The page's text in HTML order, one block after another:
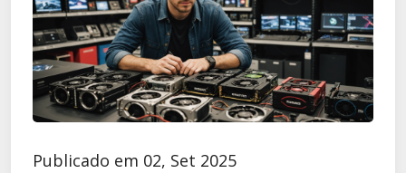
Publicado em 02, Set 2025